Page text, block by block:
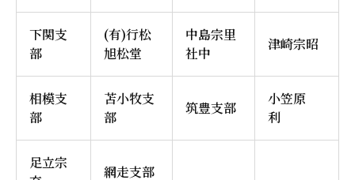
下関支
部
(有)行松
旭松堂
中島宗里
社中
津崎宗昭
相模支
部
苫小牧支
部
筑豊支部
小笠原
利
足立宗
網走支部